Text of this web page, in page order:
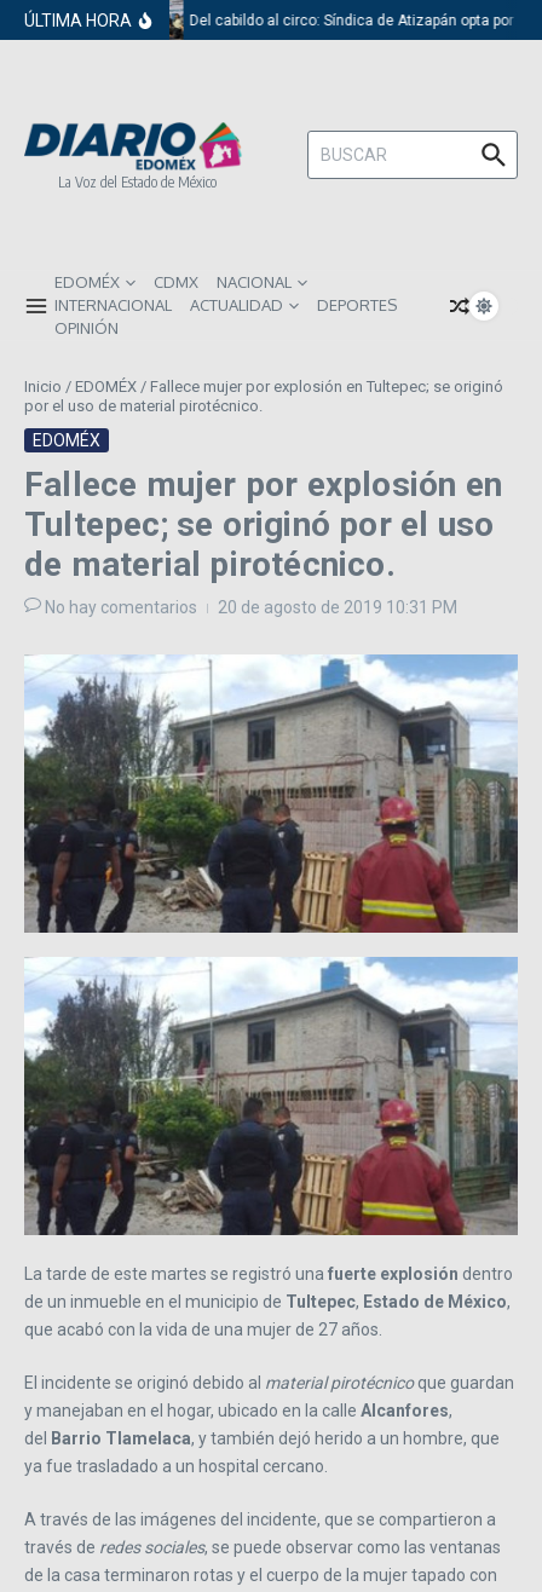
Saltar al contenido
ÚLTIMA HORA Del cabildo al circo: Síndica de Atizapán opta por el
La Voz del Estado de México
Buscar:
EDOMÉX CDMX
NACIONAL
INTERNACIONAL
ACTUALIDAD
DEPORTES
OPINIÓN
Inicio / EDOMÉX / Fallece mujer por explosión en Tultepec; se originó
por el uso de material pirotécnico.
EDOMÉX
Fallece mujer por explosión en
Tultepec; se originó por el uso
de material pirotécnico.
No hay comentarios 20 de agosto de 2019 10:31 PM
La tarde de este martes se registró una fuerte explosión dentro
de un inmueble en el municipio de Tultepec, Estado de México,
que acabó con la vida de una mujer de 27 años.
El incidente se originó debido al material pirotécnicoque guardan
y manejaban en el hogar, ubicado en la calle Alcanfores,
del
Barrio Tlamelaca, y también dejó herido a un hombre, que
ya fue trasladado a un hospital cercano.
A través de las imágenes del incidente, que se compartieron a
través de redes sociales, se puede observar como las ventanas
de la casa terminaron rotas y el cuerpo de la mujer tapado con